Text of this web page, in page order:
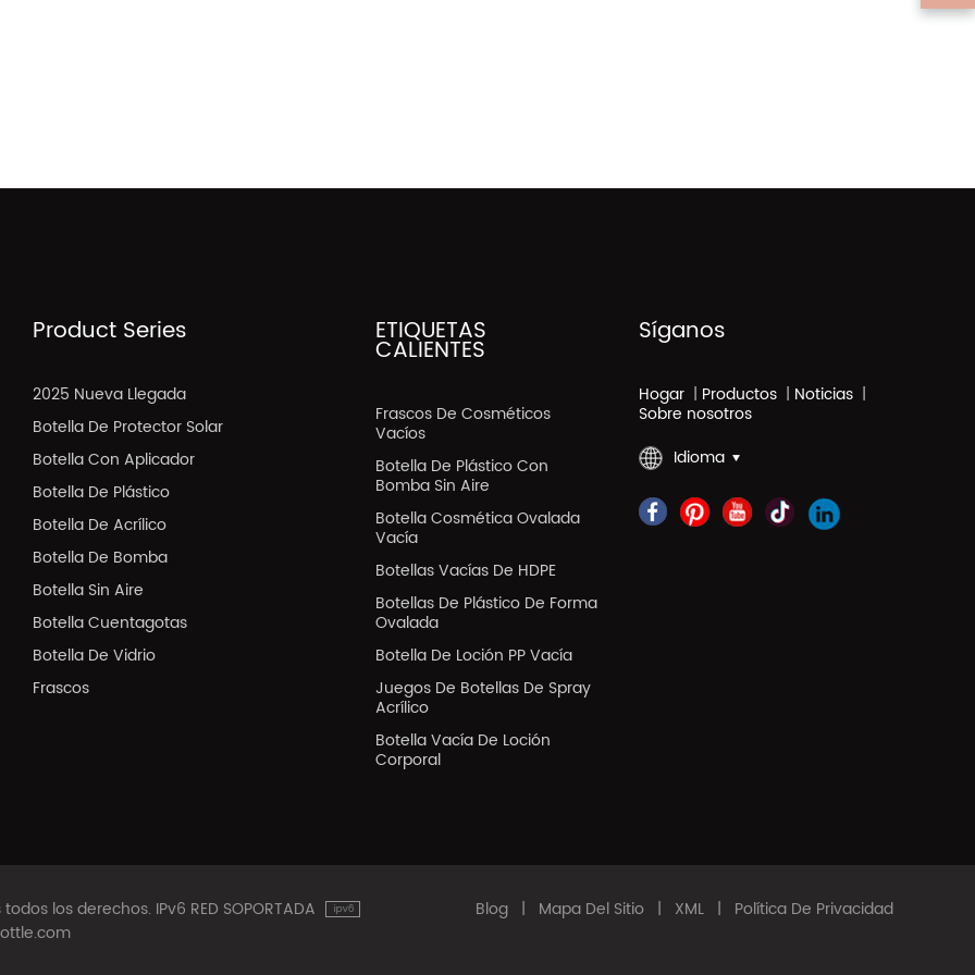
Product Series
2025 Nueva Llegada
Botella De Protector Solar
Botella Con Aplicador
Botella De Plástico
Botella De Acrílico
Botella De Bomba
Botella Sin Aire
Botella Cuentagotas
Botella De Vidrio
Frascos
ETIQUETAS
CALIENTES
Frascos De Cosméticos
Vacíos
Botella De Plástico Con
Bomba Sin Aire
Botella Cosmética Ovalada
Vacía
Botellas Vacías De HDPE
Botellas De Plástico De Forma
Ovalada
Botella De Loción PP Vacía
Juegos De Botellas De Spray
Acrílico
Botella Vacía De Loción
Corporal
Síganos
Hogar | Productos | Noticias |
Sobre nosotros
Idioma
los derechos. IPv6 RED SOPORTADA Blog | Mapa Del Sitio | XML |
Política De Privacidad